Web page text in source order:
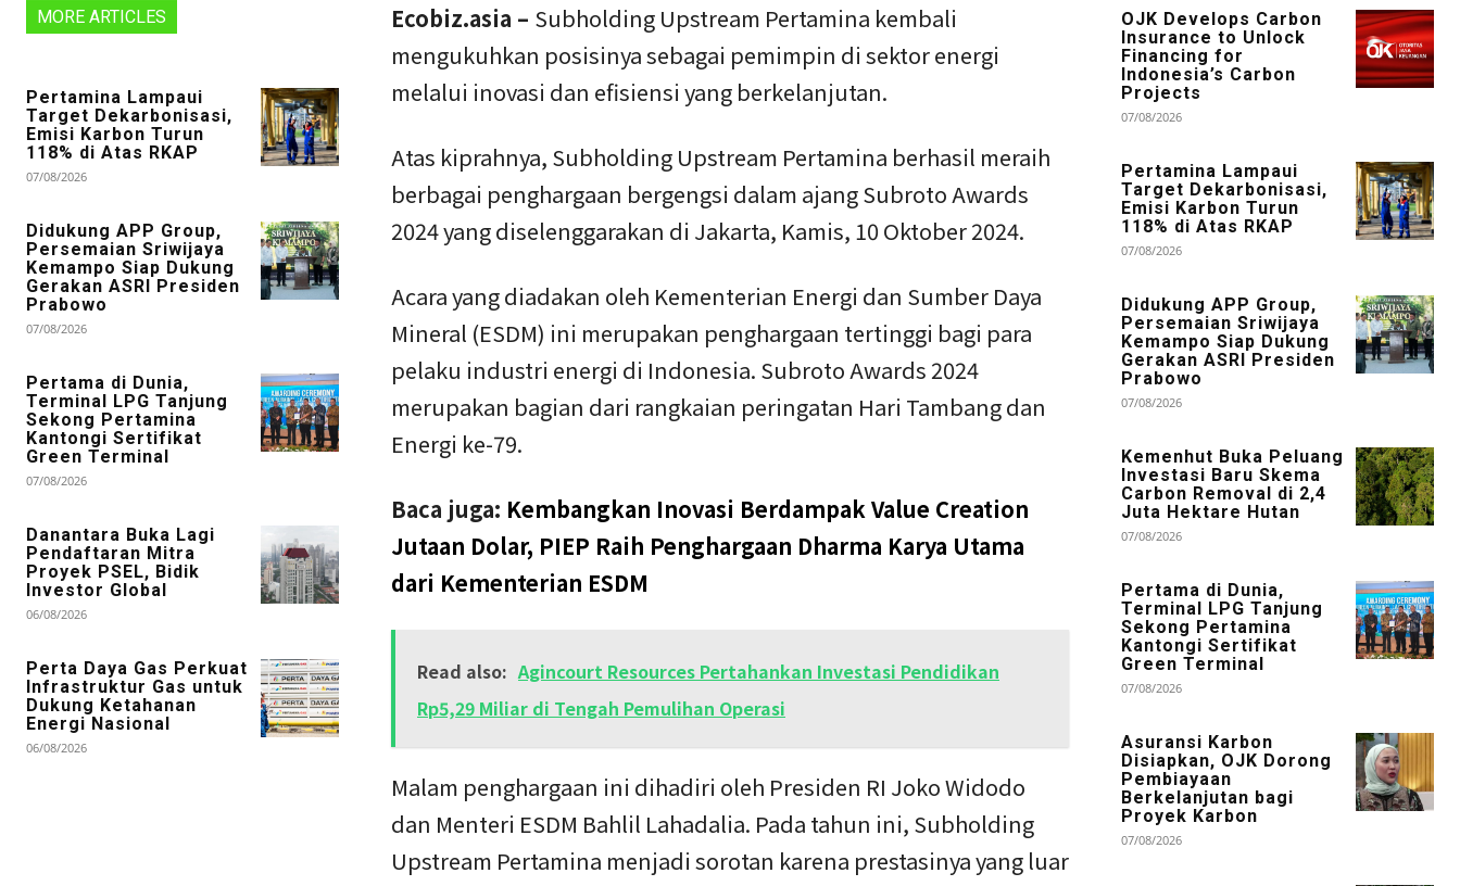
MORE ARTICLES
Pertamina Lampaui
Target Dekarbonisasi,
Emisi Karbon Turun
118% di Atas RKAP
07/08/2026
Didukung APP Group,
Persemaian Sriwijaya
Kemampo Siap Dukung
Gerakan ASRI Presiden
Prabowo
07/08/2026
Pertama di Dunia,
Terminal LPG Tanjung
Sekong Pertamina
Kantongi Sertifikat
Green Terminal
07/08/2026
Danantara Buka Lagi
Pendaftaran Mitra
Proyek PSEL, Bidik
Investor Global
06/08/2026
Perta Daya Gas Perkuat
Infrastruktur Gas untuk
Dukung Ketahanan
Energi Nasional
06/08/2026
Ecobiz.asia – Subholding Upstream Pertamina kembali
mengukuhkan posisinya sebagai pemimpin di sektor energi
melalui inovasi dan efisiensi yang berkelanjutan.
Atas kiprahnya, Subholding Upstream Pertamina berhasil meraih
berbagai penghargaan bergengsi dalam ajang Subroto Awards
2024 yang diselenggarakan di Jakarta, Kamis, 10 Oktober 2024.
Acara yang diadakan oleh Kementerian Energi dan Sumber Daya
Mineral (ESDM) ini merupakan penghargaan tertinggi bagi para
pelaku industri energi di Indonesia. Subroto Awards 2024
merupakan bagian dari rangkaian peringatan Hari Tambang dan
Energi ke-79.
Baca juga: Kembangkan Inovasi Berdampak Value Creation
Jutaan Dolar, PIEP Raih Penghargaan Dharma Karya Utama
dari Kementerian ESDM
Read also: Agincourt Resources Pertahankan Investasi Pendidikan
Rp5,29 Miliar di Tengah Pemulihan Operasi
Malam penghargaan ini dihadiri oleh Presiden RI Joko Widodo
dan Menteri ESDM Bahlil Lahadalia. Pada tahun ini, Subholding
Upstream Pertamina menjadi sorotan karena prestasinya yang luar
OJK Develops Carbon
Insurance to Unlock
Financing for
Indonesia’s Carbon
Projects
07/08/2026
Pertamina Lampaui
Target Dekarbonisasi,
Emisi Karbon Turun
118% di Atas RKAP
07/08/2026
Didukung APP Group,
Persemaian Sriwijaya
Kemampo Siap Dukung
Gerakan ASRI Presiden
Prabowo
07/08/2026
Kemenhut Buka Peluang
Investasi Baru Skema
Carbon Removal di 2,4
Juta Hektare Hutan
07/08/2026
Pertama di Dunia,
Terminal LPG Tanjung
Sekong Pertamina
Kantongi Sertifikat
Green Terminal
07/08/2026
Asuransi Karbon
Disiapkan, OJK Dorong
Pembiayaan
Berkelanjutan bagi
Proyek Karbon
07/08/2026